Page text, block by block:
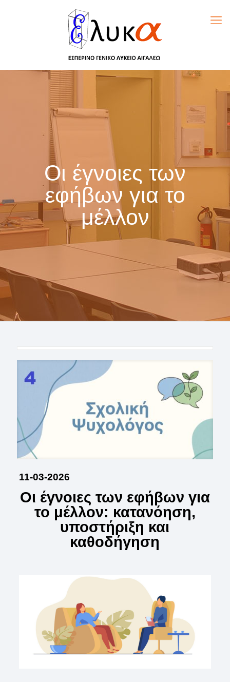
Οι έγνοιες των
εφήβων για το
μέλλον
11-03-2026
Οι έγνοιες των εφήβων για
το μέλλον: κατανόηση,
υποστήριξη και
καθοδήγηση